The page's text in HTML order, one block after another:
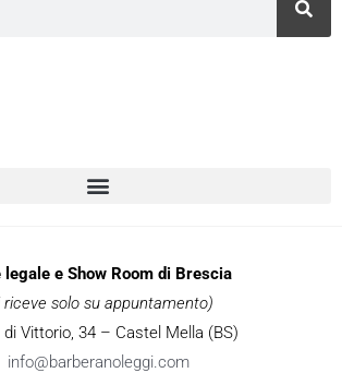
legale e Show Room di Brescia
riceve solo su appuntamento)
di Vittorio, 34 – Castel Mella (BS)
info@barberanoleggi.com